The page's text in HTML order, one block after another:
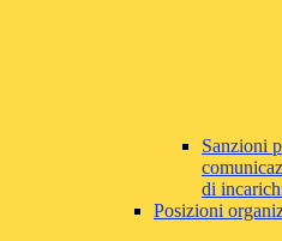
Sanzioni
di
Posizioni